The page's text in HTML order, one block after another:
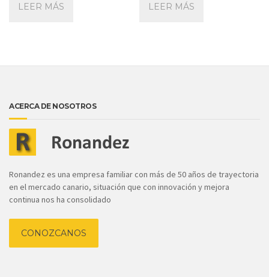
LEER MÁS LEER MÁS
ACERCA DE NOSOTROS
Ronandez es una empresa familiar con más de 50 años de trayectoria
en el mercado canario, situación que con innovación y mejora
continua nos ha consolidado
CONOZCANOS